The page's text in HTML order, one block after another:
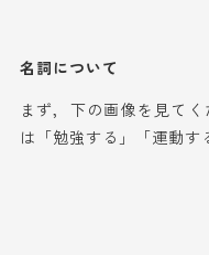
名詞について
まず，下の画像を見て
は「勉強する」「運動す